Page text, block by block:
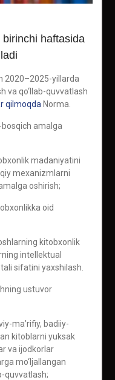
birinchi haftasida
2020–2025-yillarda
va qo‘llab-quvvatlash
qilmoqda Norma.
amalga
madaniyatini
mexanizmlarni
oshirish;
oid
kitobxonlik
intellektual
sifatini yaxshilash.
ustuvor
ma’rifiy, badiiy-
kitoblarni yuksak
va ijodkorlar
mo‘ljallangan
quvvatlash;